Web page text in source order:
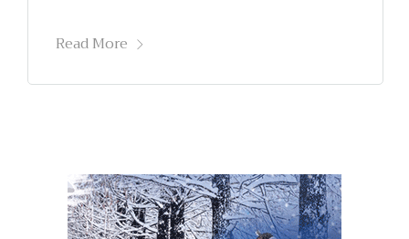
Read More